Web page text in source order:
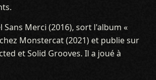
Sans Merci (2016), sort l'album «
Monstercat (2021) et publie sur
et Solid Grooves. Il a joué à